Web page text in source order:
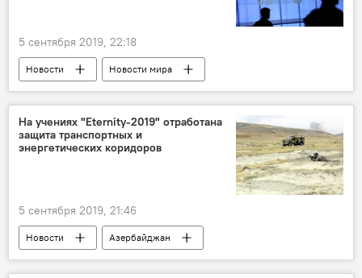
5 сентября 2019, 22:18
Новости
Новости мира
ТЕХНОЛОГИИ
ЖИЗНЬ
Facebook
Сервис
На учениях "Eternity-2019" отработана
защита транспортных и
энергетических коридоров
5 сентября 2019, 21:46
Новости
Азербайджан
Новости мира
ЖИЗНЬ
Политика